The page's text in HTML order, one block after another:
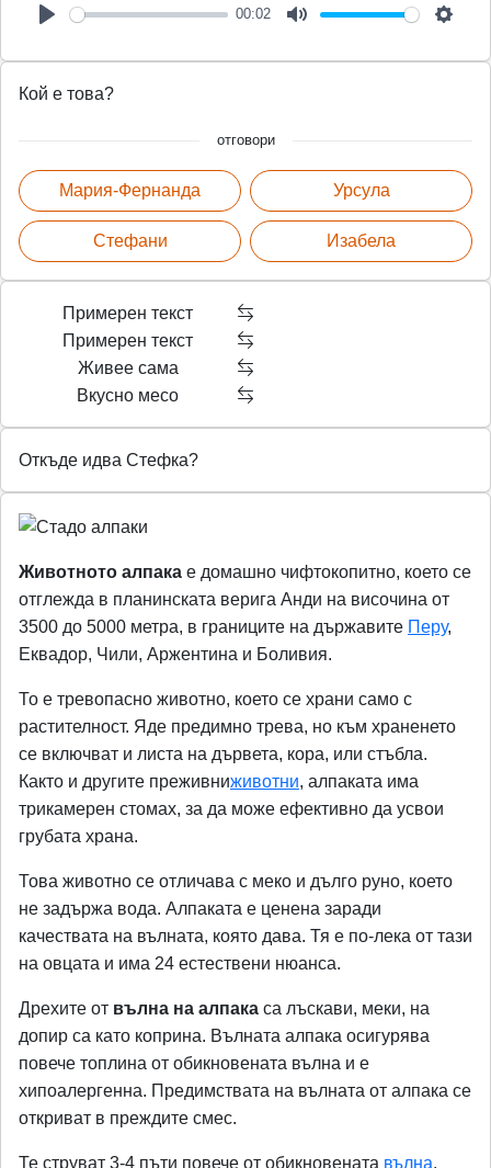
e
l
a
00:02
u
e
g
Кой е това?
отговори
Мария-Фернанда
Стефани
Урсула
Изабела
Примерен текст
Примерен текст
Живее сама
Вкусно месо
Откъде идва Стефка?
Животното алпака е домашно чифтокопитно, което се
отглежда в планинската верига Анди на височина от
3500 до 5000 метра, в границите на държавите Перу,
Еквадор, Чили, Аржентина и Боливия.
То е тревопасно животно, което се храни само с
растителност. Яде предимно трева, но към храненето
се включват и листа на дървета, кора, или стъбла.
Както и другите преживниживотни, алпаката има
трикамерен стомах, за да може ефективно да усвои
грубата храна.
Това животно се отличава с меко и дълго руно, което
не задържа вода. Алпаката е ценена заради
качествата на вълната, която дава. Тя е по-лека от тази
на овцата и има 24 естествени нюанса.
Дрехите от вълна на алпака са лъскави, меки, на
допир са като коприна. Вълната алпака осигурява
повече топлина от обикновената вълна и е
хипоалергенна. Предимствата на вълната от алпака се
откриват в преждите смес.
Те струват 3-4 пъти повече от обикновената вълна.